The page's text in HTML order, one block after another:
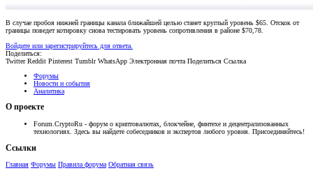
В случае пробоя нижней границы канала ближайшей целью станет круглый уровень $65. Отскок от
границы поведет котировку снова тестировать уровень сопротивления в районе $70,78.
Войдите или зарегистрируйтесь для ответа.
Поделиться:
Twitter Reddit Pinterest Tumblr WhatsApp Электронная почта Поделиться Ссылка
Форумы
Новости и события
Аналитика
О проекте
Forum.CryptoRu - форум о криптовалютах, блокчейне, финтехе и децентрализованных
технологиях. Здесь вы найдете собеседников и экспертов любого уровня. Присоединяйтесь!
Ссылки
Главная Форумы Правила форума Обратная связь